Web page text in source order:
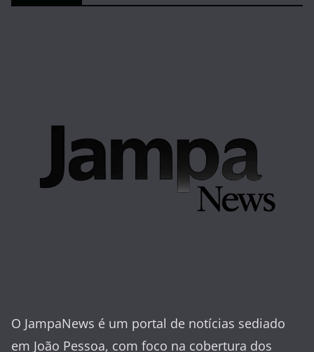
O JampaNews é um portal de notícias sediado
em João Pessoa, com foco na cobertura dos